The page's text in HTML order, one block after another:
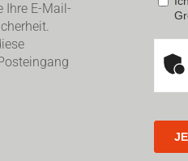
Ihre E-Mail-